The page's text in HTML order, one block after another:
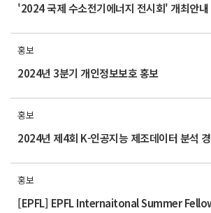
홍보
2024년 3분기 개인정보보호 홍보
홍보
홍보
[EPFL] EPFL Internaitonal Summer